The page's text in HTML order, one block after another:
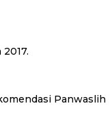
Panwaslih